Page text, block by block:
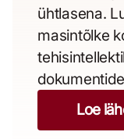
ühtlasena.
masintõlke
Loe